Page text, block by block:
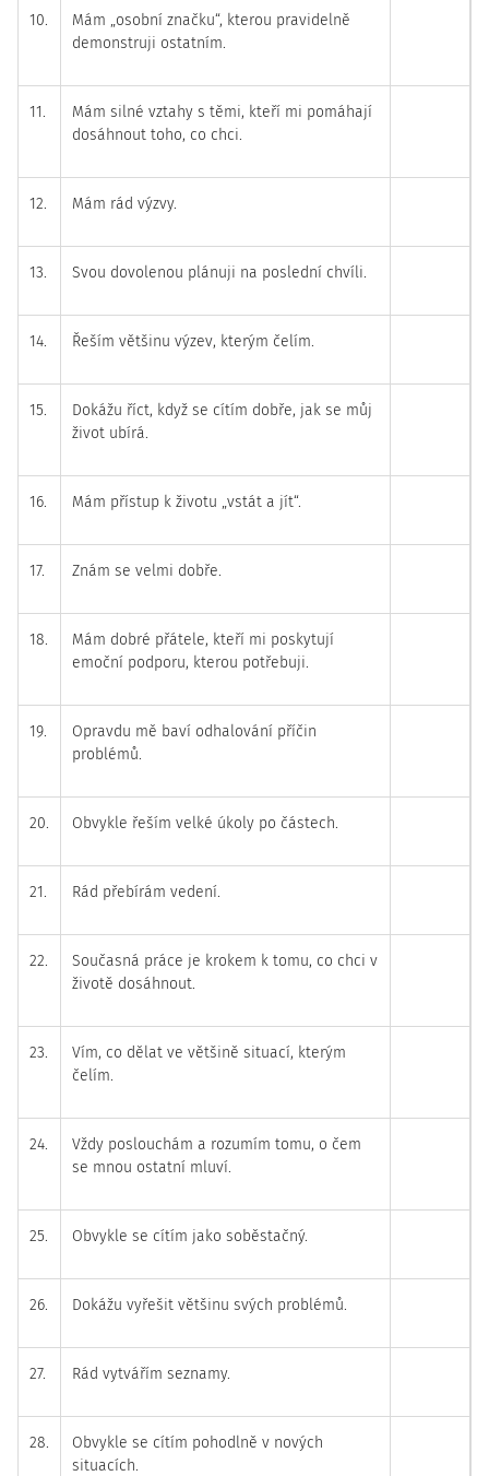
10.
Mám „osobní značku“, kterou pravidelně
demonstruji ostatním.
11.
Mám silné vztahy s těmi, kteří mi pomáhají
dosáhnout toho, co chci.
12. Mám rád výzvy.
13. Svou dovolenou plánuji na poslední chvíli.
14. Řeším většinu výzev, kterým čelím.
15.
Dokážu říct, když se cítím dobře, jak se můj
život ubírá.
16. Mám přístup k životu „vstát a jít“.
17. Znám se velmi dobře.
18.
Mám dobré přátele, kteří mi poskytují
emoční podporu, kterou potřebuji.
19.
Opravdu mě baví odhalování příčin
problémů.
20. Obvykle řeším velké úkoly po částech.
21. Rád přebírám vedení.
22.
Současná práce je krokem k tomu, co chci v
životě dosáhnout.
23.
Vím, co dělat ve většině situací, kterým
čelím.
24.
Vždy poslouchám a rozumím tomu, o čem
se mnou ostatní mluví.
25. Obvykle se cítím jako soběstačný.
26. Dokážu vyřešit většinu svých problémů.
27. Rád vytvářím seznamy.
28.
Obvykle se cítím pohodlně v nových
situacích.